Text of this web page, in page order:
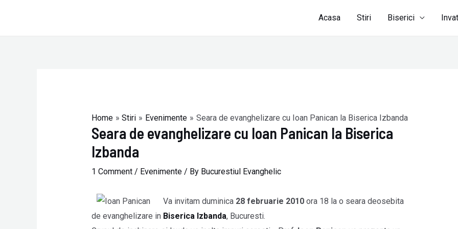
Acasa Stiri Biserici
Home Stiri Evenimente Seara de evanghelizare cu Ioan Panican la Biserica Izbanda
Seara de evanghelizare cu Ioan Panican la Biserica
Izbanda
1 Comment / Evenimente/ By Bucurestiul Evanghelic
Va invitam duminica 28 februarie 2010ora 18 la o seara deosebita
de evanghelizare in Biserica Izbanda, Bucuresti.